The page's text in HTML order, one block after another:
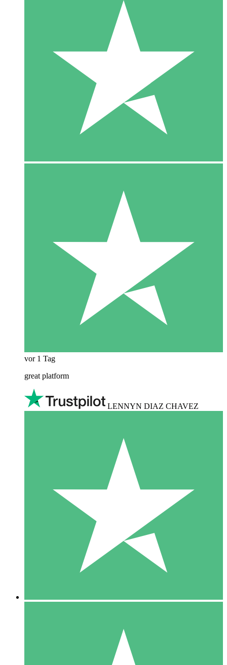
vor 1 Tag
great platform
LENNYN DIAZ CHAVEZ